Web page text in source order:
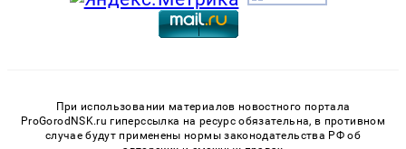
При использовании материалов новостного портала
ProGorodNSK.ru гиперссылка на ресурс обязательна, в противном
случае будут применены нормы законодательства РФ об